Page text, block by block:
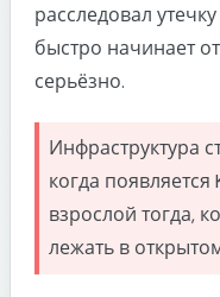
расследовал
быстро начинает
серьёзно.
Инфраструктура
когда
взрослой тогда,
лежать в